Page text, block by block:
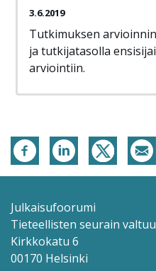
3.6.2019
Tutkimuksen
ja tutkijatasolla
arviointiin.
Julkaisufoorumi
Tieteellisten seurain
Kirkkokatu 6
00170 Helsinki